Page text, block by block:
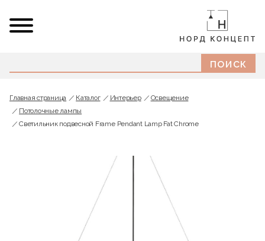
Главная страница Каталог Интерьер
Освещение
Потолочные лампы
Светильник подвесной Frame Pendant Lamp Fat Chrome